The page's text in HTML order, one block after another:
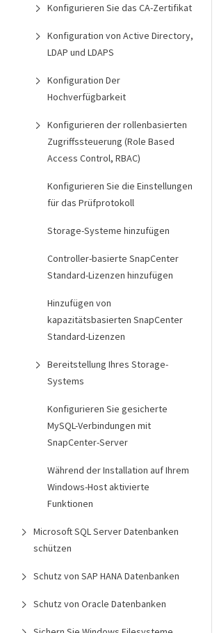
Konfigurieren Sie das CA-Zertifikat
Konfiguration von Active Directory,
LDAP und LDAPS
Konfiguration Der
Hochverfügbarkeit
Konfigurieren der rollenbasierten
Zugriffssteuerung (Role Based
Access Control, RBAC)
Konfigurieren Sie die Einstellungen
für das Prüfprotokoll
Storage-Systeme hinzufügen
Controller-basierte SnapCenter
Standard-Lizenzen hinzufügen
Hinzufügen von
kapazitätsbasierten SnapCenter
Standard-Lizenzen
Bereitstellung Ihres Storage-
Systems
Konfigurieren Sie gesicherte
MySQL-Verbindungen mit
SnapCenter-Server
Während der Installation auf Ihrem
Windows-Host aktivierte
Funktionen
Microsoft SQL Server Datenbanken
schützen
Schutz von SAP HANA Datenbanken
Schutz von Oracle Datenbanken